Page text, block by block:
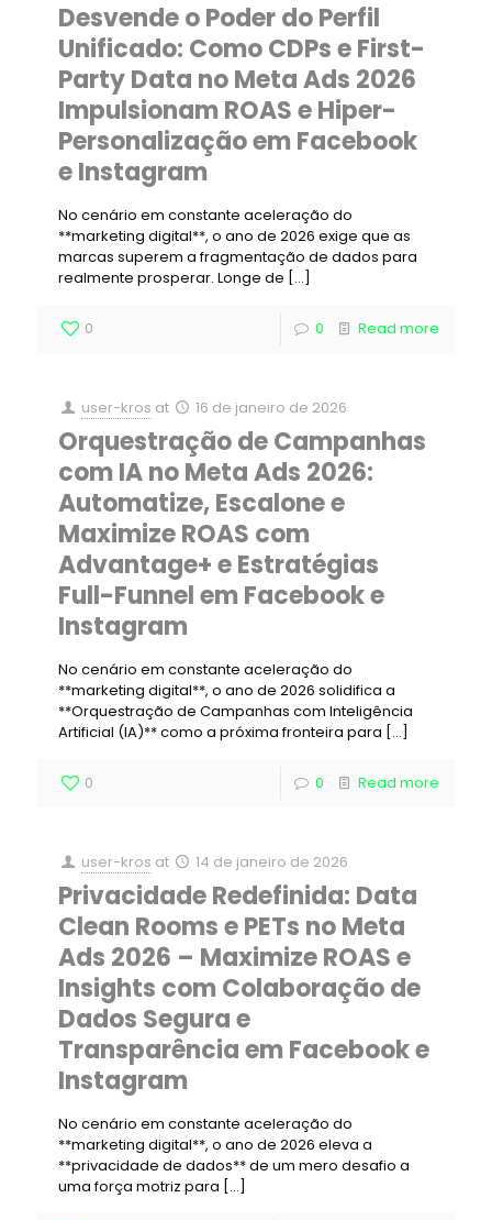
Desvende o Poder do Perfil
Unificado: Como CDPs e First-
Party Data no Meta Ads 2026
Impulsionam ROAS e Hiper-
Personalização em Facebook
e Instagram
No cenário em constante aceleração do
**marketing digital**, o ano de 2026 exige que as
marcas superem a fragmentação de dados para
realmente prosperar. Longe de […]
0 0 Read more
user-kros at 16 de janeiro de 2026
Orquestração de Campanhas
com IA no Meta Ads 2026:
Automatize, Escalone e
Maximize ROAS com
Advantage+ e Estratégias
Full-Funnel em Facebook e
Instagram
No cenário em constante aceleração do
**marketing digital**, o ano de 2026 solidifica a
**Orquestração de Campanhas com Inteligência
Artificial (IA)** como a próxima fronteira para […]
0 0 Read more
user-kros at 14 de janeiro de 2026
Privacidade Redefinida: Data
Clean Rooms e PETs no Meta
Ads 2026 – Maximize ROAS e
Insights com Colaboração de
Dados Segura e
Transparência em Facebook e
Instagram
No cenário em constante aceleração do
**marketing digital**, o ano de 2026 eleva a
**privacidade de dados** de um mero desafio a
uma força motriz para […]